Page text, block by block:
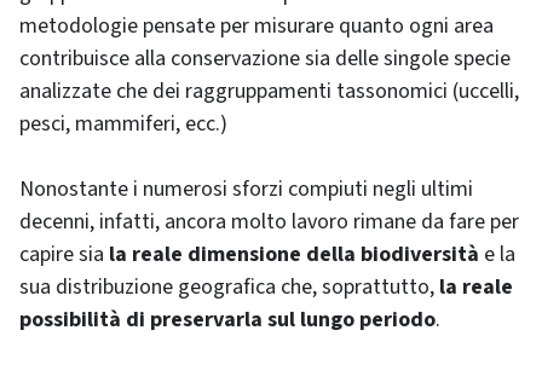
metodologie pensate per misurare quanto ogni area
contribuisce alla conservazione sia delle singole specie
analizzate che dei raggruppamenti tassonomici (uccelli,
pesci, mammiferi, ecc.)
Nonostante i numerosi sforzi compiuti negli ultimi
decenni, infatti, ancora molto lavoro rimane da fare per
capire sia la reale dimensione della biodiversità e la
sua distribuzione geografica che, soprattutto, la reale
possibilità di preservarla sul lungo periodo.